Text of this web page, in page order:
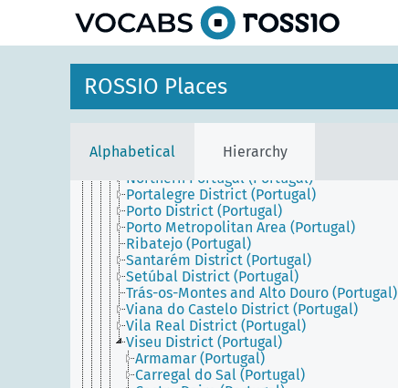
ROSSIO Places
Alphabetical Hierarchy
Central Portugal (Portugal)
Coimbra District (Portugal)
Entre Douro e Minho (Portugal)
Estremadura (Portugal)
Évora District (Portugal)
Faro District (Portugal)
Guarda District (Portugal)
Leiria District (Portugal)
Lisbon District (Portugal)
Lisbon Metropolitan Area (Portugal)
Northern Portugal (Portugal)
Portalegre District (Portugal)
Porto District (Portugal)
Porto Metropolitan Area (Portugal)
Ribatejo (Portugal)
Santarém District (Portugal)
Setúbal District (Portugal)
Trás-os-Montes and Alto Douro (Portugal)
Viana do Castelo District (Portugal)
Vila Real District (Portugal)
Viseu District (Portugal)
Armamar (Portugal)
Carregal do Sal (Portugal)